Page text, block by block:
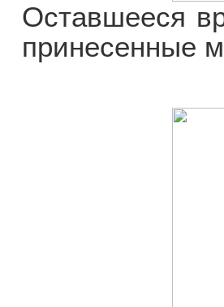
Оставшееся
принесенные